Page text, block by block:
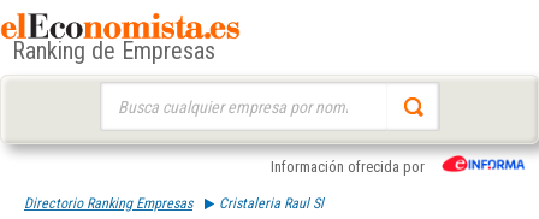
Ranking de Empresas
Información ofrecida por
Directorio Ranking Empresas Cristaleria Raul Sl